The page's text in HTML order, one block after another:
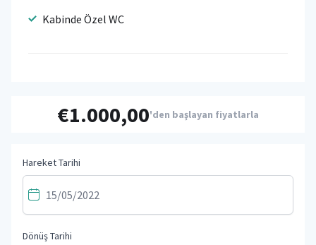
Kabinde Özel WC
€1.000,00'den başlayan fiyatlarla
Hareket Tarihi
Dönüş Tarihi